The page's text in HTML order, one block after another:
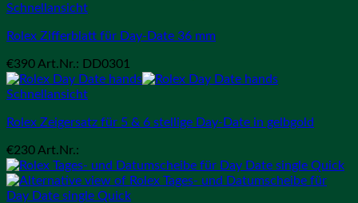
Schnellansicht
Rolex Zifferblatt für Day-Date 36 mm
€390 Art.Nr.: DD0301
Schnellansicht
Rolex Zeigersatz für 5 & 6 stellige Day-Date in gelbgold
€230 Art.Nr.: